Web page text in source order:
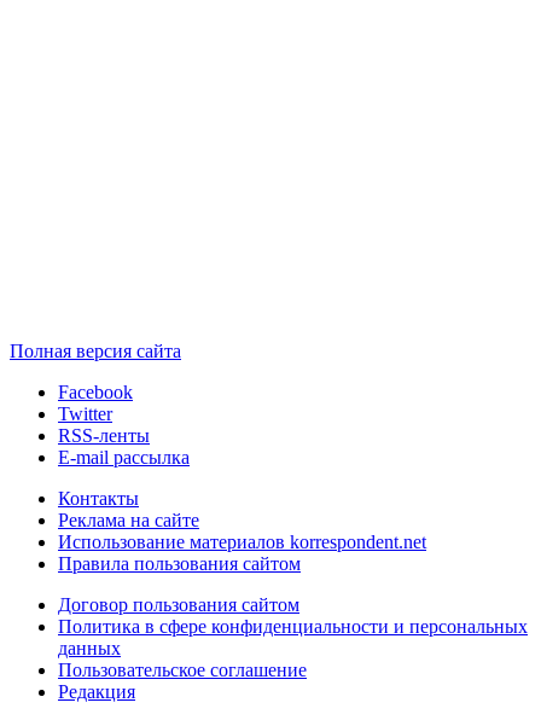
Полная версия сайта
Facebook
Twitter
RSS-ленты
E-mail рассылка
Контакты
Реклама на сайте
Использование материалов korrespondent.net
Правила пользования сайтом
Договор пользования сайтом
Политика в сфере конфиденциальности и персональных
данных
Пользовательское соглашение
Редакция